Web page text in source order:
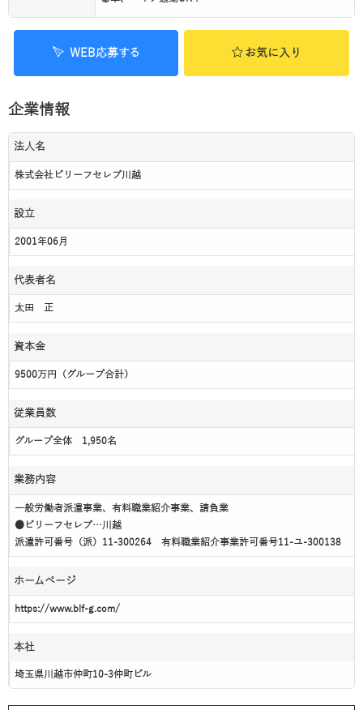
WEB応募する お気に入り
企業情報
法人名
株式会社ビリーフセレブ川越
設立
2001年06月
代表者名
太田 正
資本金
9500万円（グループ合計）
従業員数
グループ全体 1,950名
業務内容
一般労働者派遣事業、有料職業紹介事業、請負業
●ビリーフセレブ…川越
派遣許可番号（派）11-300264 有料職業紹介事業許可番号11-ユ-300138
ホームページ
https://www.blf-g.com/
本社
埼玉県川越市仲町10-3仲町ビル